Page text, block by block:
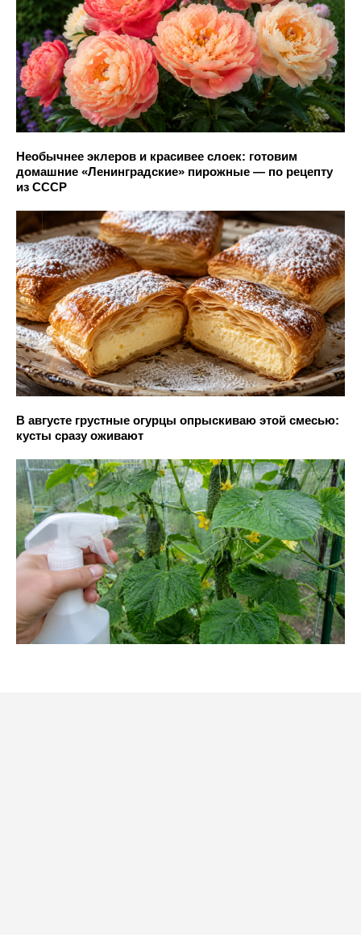
Необычнее эклеров и красивее слоек: готовим
домашние «Ленинградские» пирожные — по рецепту
из СССР
В августе грустные огурцы опрыскиваю этой смесью:
кусты сразу оживают